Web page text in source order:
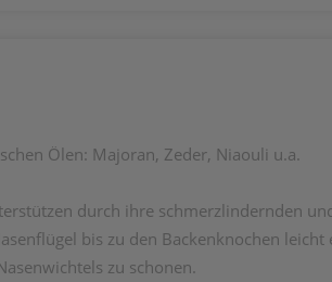
Ölen: Majoran, Zeder, Niaouli u.a.
durch ihre schmerzlindernden
bis zu den Backenknochen leicht
zu schonen.